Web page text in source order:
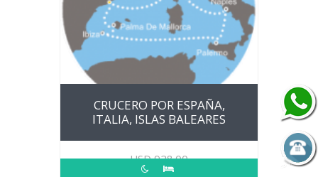
CRUCERO POR ESPAÑA,
ITALIA, ISLAS BALEARES
USD928.00